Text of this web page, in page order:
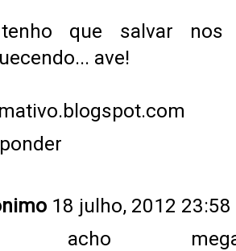
que salvar nos
ave!
18 julho, 2012 23:58
acho mega